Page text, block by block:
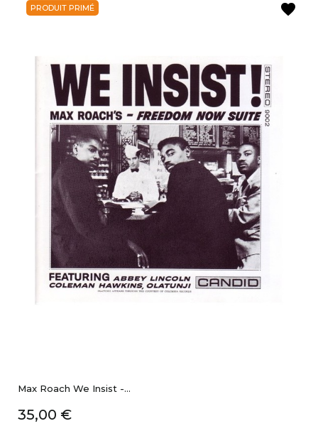
Max Roach We Insist -...
Prix
35,00 €
favorite
PRODUIT PRIMÉ